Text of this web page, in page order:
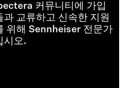
커뮤니티에 가입
교류하고 신속한 지원
위해 Sennheiser 전문가
시오.